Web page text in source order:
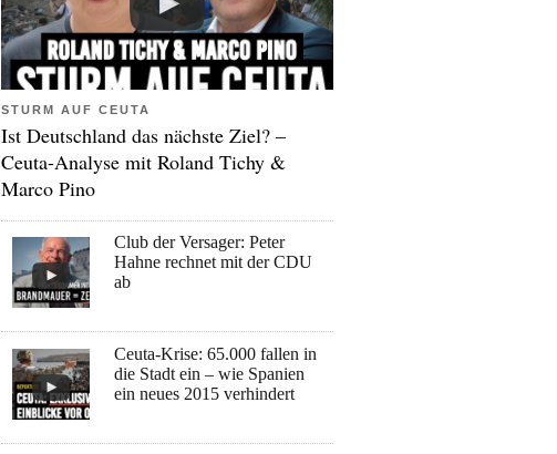
STURM AUF CEUTA
Ist Deutschland das nächste Ziel? –
Ceuta-Analyse mit Roland Tichy &
Marco Pino
Club der Versager: Peter
Hahne rechnet mit der CDU
ab
Ceuta-Krise: 65.000 fallen in
die Stadt ein – wie Spanien
ein neues 2015 verhindert